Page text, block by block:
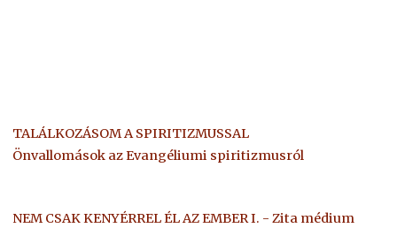
TALÁLKOZÁSOM A SPIRITIZMUSSAL
Önvallomások az Evangéliumi spiritizmusról
NEM CSAK KENYÉRREL ÉL AZ EMBER I. - Zita médium